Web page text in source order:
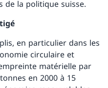
de la politique suisse.
en particulier dans les
circulaire et
matérielle par
en 2000 à 15